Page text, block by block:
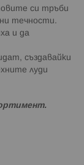
си тръби
течности.
и да
създавайки
луди